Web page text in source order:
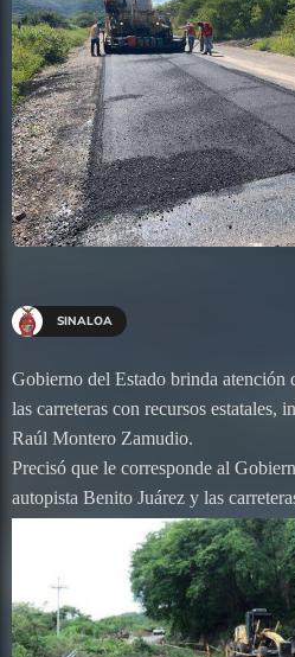
SINALOA
Gobierno del Estado brinda atención
las carreteras con recursos estatales,
Raúl Montero Zamudio.
Precisó que le corresponde al
autopista Benito Juárez y las